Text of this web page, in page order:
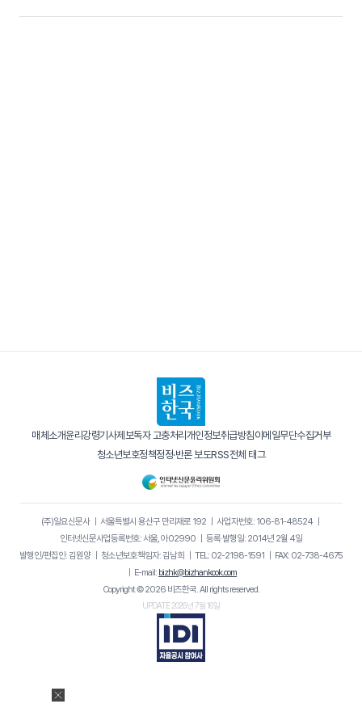
매체소개윤리강령기사제보독자 고충처리 개인정보취급방침이메일무단수집거부
청소년보호정책정정·반론 보도RSS전체 태그
(주)일요신문사｜ 서울특별시 용산구 만리재로 192｜ 사업자번호: 106-81-48524｜
인터넷신문사업등록번호: 서울, 아02990
등록·발행일: 2014년 2월 4일
발행인/편집인: 김원양｜ 청소년보호책임자: 김남희 TEL: 02-2198-1591
FAX: 02-738-4675
E-mail: bizhk@bizhankook.com
Copyright © 2026 비즈한국. All rights reserved.
UPDATE 2026년 7월 16일